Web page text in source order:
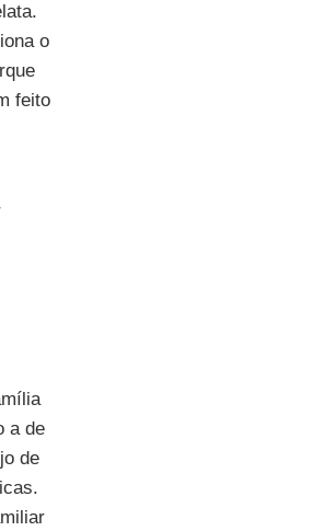
o
feito
a de
de